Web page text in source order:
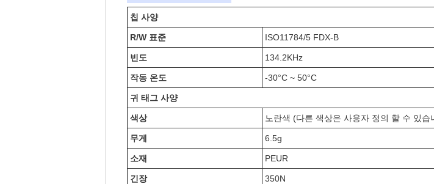
칩 사양
R/W 표준 ISO11784/5 FDX-B
빈도 134.2KHz
작동 온도 -30°C ~ 50°C
귀 태그 사양
색상 노란색 (다른 색상은 사용자 정의 할 수 있습
무게 6.5g
소재 PEUR
긴장 350N